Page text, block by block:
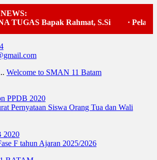
TUGAS Bapak Rahmat, S.Si
Welcome to SMAN 11 Batam
PPDB 2020
Pernyataan Siswa Orang Tua dan Wali
2020
F tahun Ajaran 2025/2026